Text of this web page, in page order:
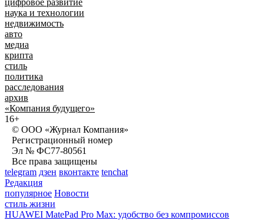
цифровое развитие
наука и технологии
недвижимость
авто
медиа
крипта
стиль
политика
расследования
архив
«Компания будущего»
16+
© ООО «Журнал Компания»
Регистрационный номер
Эл № ФС77-80561
Все права защищены
telegram дзен вконтакте tenchat
Редакция
популярное Новости
стиль жизни
HUAWEI MatePad Pro Max: удобство без компромиссов